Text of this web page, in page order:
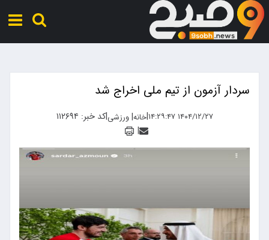
سردار آزمون از تیم ملی اخراج شد
۱۴۰۴/۱۲/۲۷ ۱۴:۲۹:۴۷ |خانه|ورزشی|کد خبر: ۱۱۲۶۹۴
|